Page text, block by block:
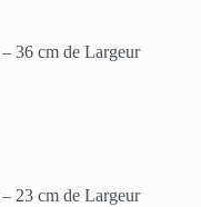
36 cm de Largeur
23 cm de Largeur